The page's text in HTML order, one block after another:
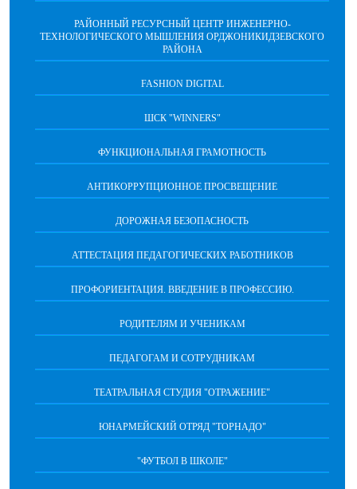
РАЙОННЫЙ РЕСУРСНЫЙ ЦЕНТР ИНЖЕНЕРНО-
ТЕХНОЛОГИЧЕСКОГО МЫШЛЕНИЯ ОРДЖОНИКИДЗЕВСКОГО
РАЙОНА
FASHION DIGITAL
ШСК "WINNERS"
ФУНКЦИОНАЛЬНАЯ ГРАМОТНОСТЬ
АНТИКОРРУПЦИОННОЕ ПРОСВЕЩЕНИЕ
ДОРОЖНАЯ БЕЗОПАСНОСТЬ
АТТЕСТАЦИЯ ПЕДАГОГИЧЕСКИХ РАБОТНИКОВ
ПРОФОРИЕНТАЦИЯ. ВВЕДЕНИЕ В ПРОФЕССИЮ.
РОДИТЕЛЯМ И УЧЕНИКАМ
ПЕДАГОГАМ И СОТРУДНИКАМ
ТЕАТРАЛЬНАЯ СТУДИЯ "ОТРАЖЕНИЕ"
ЮНАРМЕЙСКИЙ ОТРЯД "ТОРНАДО"
"ФУТБОЛ В ШКОЛЕ"